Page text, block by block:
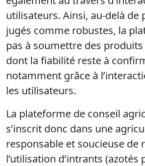
utilisateurs. Ainsi, au-delà de
jugés comme robustes, la
pas à soumettre des
dont la fiabilité reste à
notamment grâce à
les utilisateurs.
La plateforme de conseil
s’inscrit donc dans une
responsable et soucieuse de
l’utilisation d’intrants